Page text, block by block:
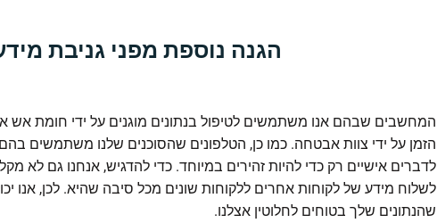
הגנה נוספת מפני גניבת
המחשבים שבהם אנו משתמשים לטיפול בנתונים מוגנים על ידי חומת אש
הזמן על ידי צוות אבטחה. כמו כן, הטלפונים שהסוכנים שלנו משתמשים
לדברים אישיים רק כדי להיות זהירים במיוחד. כדי להדגיש, אנחנו גם לא
לשלוח מידע של לקוחות אחרים ללקוחות שונים מכל סיבה שהיא. לכן, אנו
שהנתונים שלך בטוחים לחלוטין אצלנו.